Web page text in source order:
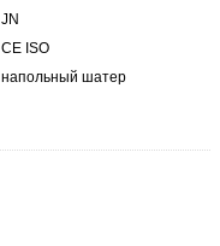
JN
CE ISO
напольный шатер